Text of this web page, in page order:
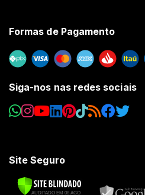
Formas de Pagamento
Siga-nos nas redes sociais
Site Seguro